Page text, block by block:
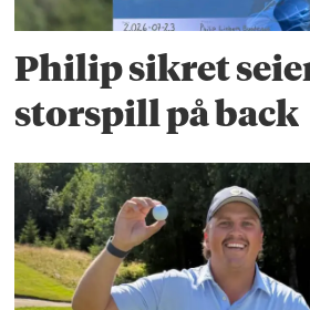
Philip sikret
storspill på back